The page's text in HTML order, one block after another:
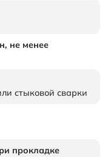
не менее
стыковой сварки
прокладке